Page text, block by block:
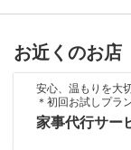
お近くのお店
安心、温もりを大
＊初回お試しプラ
家事代行サー